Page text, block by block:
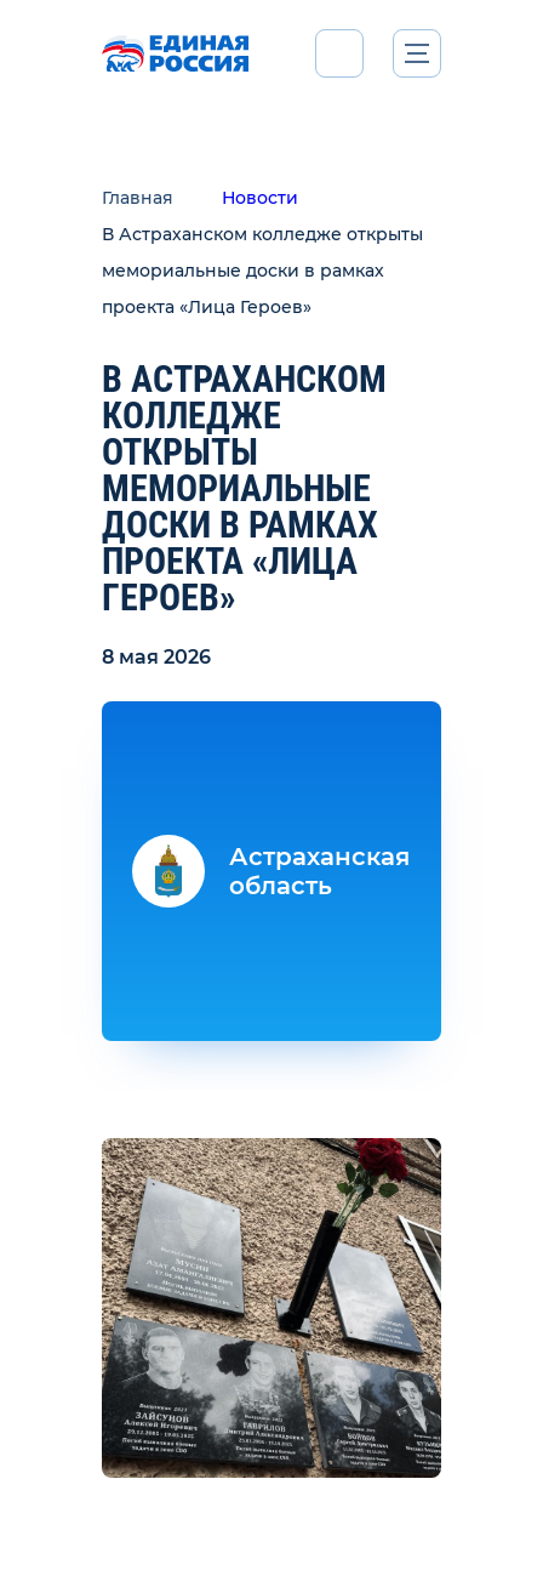
Главная
Новости
В Астраханском колледже открыты
мемориальные доски в рамках
проекта «Лица Героев»
В АСТРАХАНСКОМ
КОЛЛЕДЖЕ
ОТКРЫТЫ
МЕМОРИАЛЬНЫЕ
ДОСКИ В РАМКАХ
ПРОЕКТА «ЛИЦА
ГЕРОЕВ»
8 мая 2026
Астраханская
область